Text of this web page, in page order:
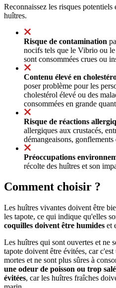
Reconnaissez les risques
huîtres.
Risque de contamination
nocifs tels que le Vibrio ou
sont consommées crues ou
Contenu élevé en
poser problème pour les
cholestérol élevé ou des
consommées en grande
Risque de réactions
allergiques aux crustacés,
démangeaisons,
Préoccupations
récolte des huîtres et son
Comment choisir ?
Les huîtres vivantes doivent être
les tapote, ce qui indique qu'elles
coquilles doivent être humides et
Les huîtres qui sont ouvertes et ne
tapote doivent être évitées, car
mortes et ne sont plus sûres à
une odeur de poisson ou trop
évitées, car les huîtres fraîches